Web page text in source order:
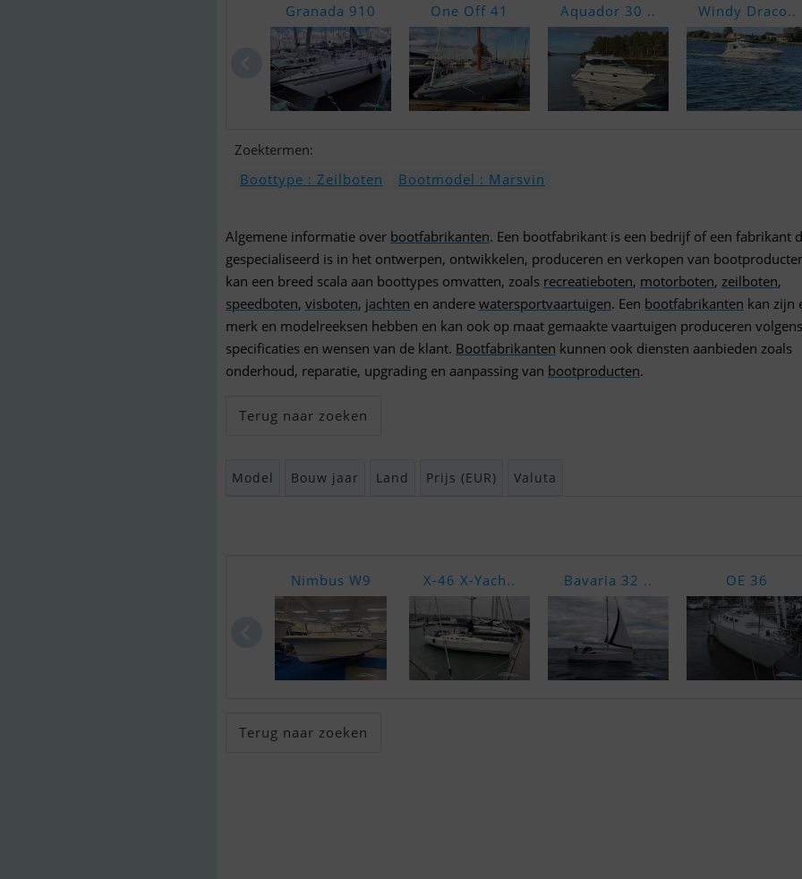
Granada 910 One Off 41 Aquador 30 .. Windy Draco..
Zoektermen:
Boottype : Zeilboten
Bootmodel : Marsvin
Algemene informatie over bootfabrikanten. Een bootfabrikant is een bedrijf of een fabrikant
gespecialiseerd is in het ontwerpen, ontwikkelen, produceren en verkopen van
kan een breed scala aan boottypes omvatten, zoals recreatieboten, motorboten, zeilboten,
speedboten, visboten, jachten en andere watersportvaartuigen. Een bootfabrikanten kan zijn
merk en modelreeksen hebben en kan ook op maat gemaakte vaartuigen produceren
specificaties en wensen van de klant. Bootfabrikanten kunnen ook diensten aanbieden zoals
onderhoud, reparatie, upgrading en aanpassing van bootproducten.
Terug naar zoeken
Model Bouw jaar Land Prijs (EUR) Valuta
Nimbus W9 X-46 X-Yach.. Bavaria 32 .. OE 36
Terug naar zoeken